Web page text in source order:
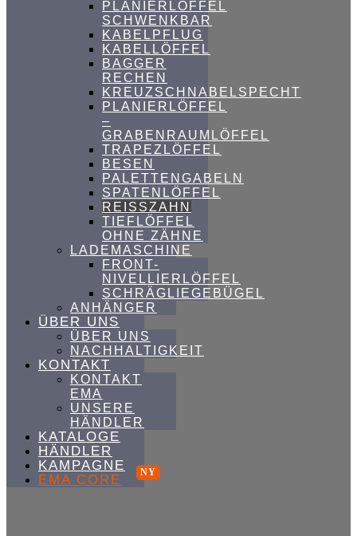
PLANIERLÖFFEL
SCHWENKBAR
KABELPFLUG
KABELLÖFFEL
BAGGER
RECHEN
KREUZSCHNABELSPECHT
PLANIERLÖFFEL
–
GRABENRAUMLÖFFEL
TRAPEZLÖFFEL
BESEN
PALETTENGABELN
SPATENLÖFFEL
REISSZAHN
TIEFLÖFFEL
OHNE ZÄHNE
LADEMASCHINE
FRONT-
NIVELLIERLÖFFEL
SCHRÄGLIEGEBÜGEL
ANHÄNGER
ÜBER UNS
ÜBER UNS
NACHHALTIGKEIT
KONTAKT
KONTAKT
EMA
UNSERE
HÄNDLER
KATALOGE
HÄNDLER
KAMPAGNE
EMA CORE